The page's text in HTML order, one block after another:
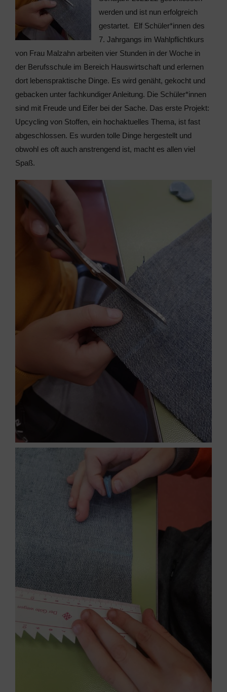
werden und ist nun erfolgreich
gestartet. Elf Schüler*innen des
7. Jahrgangs im Wahlpflichtkurs
von Frau Malzahn arbeiten vier Stunden in der Woche in
der Berufsschule im Bereich Hauswirtschaft und erlernen
dort lebenspraktische Dinge. Es wird genäht, gekocht und
gebacken unter fachkundiger Anleitung. Die Schüler*innen
sind mit Freude und Eifer bei der Sache. Das erste Projekt:
Upcycling von Stoffen, ein hochaktuelles Thema, ist fast
abgeschlossen. Es wurden tolle Dinge hergestellt und
obwohl es oft auch anstrengend ist, macht es allen viel
Spaß.